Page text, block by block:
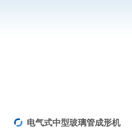
电气式中型玻璃管成形机